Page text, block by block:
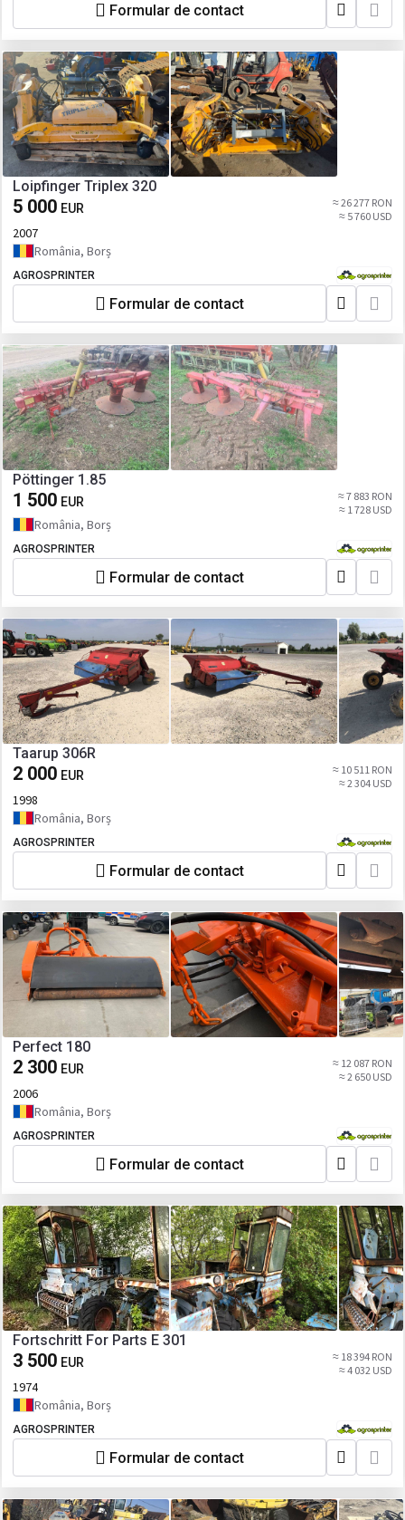
Formular de contact
Loipfinger Triplex 320
5 000 EUR
≈ 26 277 RON
≈ 5 760 USD
2007
România, Borș
AGROSPRINTER
Formular de contact
Pöttinger 1.85
1 500 EUR
≈ 7 883 RON
≈ 1 728 USD
România, Borș
AGROSPRINTER
Formular de contact
Taarup 306R
2 000 EUR
≈ 10 511 RON
≈ 2 304 USD
1998
România, Borș
AGROSPRINTER
Formular de contact
Perfect 180
2 300 EUR
≈ 12 087 RON
≈ 2 650 USD
2006
România, Borș
AGROSPRINTER
Formular de contact
Fortschritt For Parts E 301
3 500 EUR
≈ 18 394 RON
≈ 4 032 USD
1974
România, Borș
AGROSPRINTER
Formular de contact